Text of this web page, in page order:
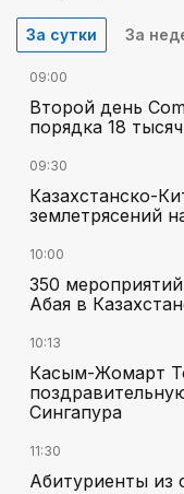
За сутки За
09:00
Второй день
порядка 18
09:30
Казахстанско-
землетрясений
10:00
350
Абая в
10:13
Касым-Жомарт
Сингапура
11:30
Абитуриенты из